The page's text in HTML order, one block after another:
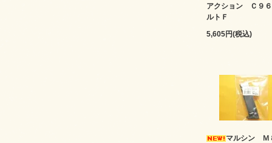
アクション Ｃ９
ルトＦ
5,605円(税込)
マルシン